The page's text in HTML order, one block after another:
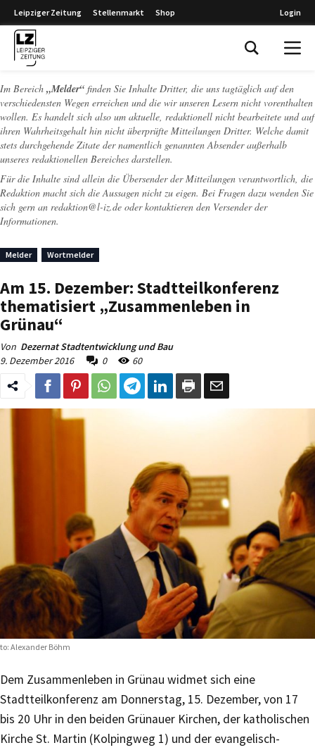
Leipziger Zeitung Stellenmarkt Shop Login
Im Bereich „Melder“ finden Sie Inhalte Dritter, die uns tagtäglich auf den
verschiedensten Wegen erreichen und die wir unseren Lesern nicht vorenthalten
wollen. Es handelt sich also um aktuelle, redaktionell nicht bearbeitete und auf
ihren Wahrheitsgehalt hin nicht überprüfte Mitteilungen Dritter. Welche damit
stets durchgehende Zitate der namentlich genannten Absender außerhalb
unseres redaktionellen Bereiches darstellen.
Für die Inhalte sind allein die Übersender der Mitteilungen verantwortlich, die
Redaktion macht sich die Aussagen nicht zu eigen. Bei Fragen dazu wenden Sie
sich gern an redaktion@l-iz.de oder kontaktieren den Versender der
Informationen.
Melder Wortmelder
Am 15. Dezember: Stadtteilkonferenz
thematisiert „Zusammenleben in
Grünau“
Von Dezernat Stadtentwicklung und Bau
9. Dezember 2016
0 60
Alexander Böhm
Dem Zusammenleben in Grünau widmet sich eine
Stadtteilkonferenz am Donnerstag, 15. Dezember, von 17
bis 20 Uhr in den beiden Grünauer Kirchen, der katholischen
Kirche St. Martin (Kolpingweg 1) und der evangelisch-